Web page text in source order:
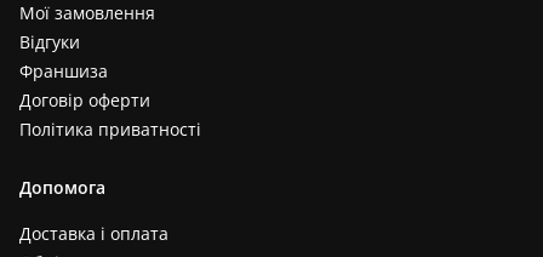
Мої замовлення
Відгуки
Франшиза
Договір оферти
Політика приватності
Допомога
Доставка і оплата